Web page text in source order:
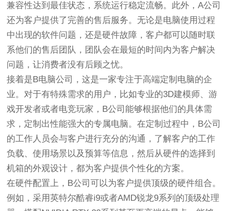
兼容性达到最佳状态，系统运行稳定流畅。此外，A公司
还为客户提供了完善的售后服务。无论是电脑使用过程
中出现的软件问题，还是硬件故障，客户都可以随时联
系他们的售后团队，团队会在最短的时间内为客户解决
问题，让消费者没有后顾之忧。
接着是B电脑公司，这是一家专注于高端定制电脑的企
业。对于有特殊需求的用户，比如专业的3D建模师、游
戏开发者或者电竞玩家，B公司能够根据他们的具体需
求，定制出性能强大的专属电脑。在定制过程中，B公司
的工作人员会与客户进行充分的沟通，了解客户的工作
负载、使用场景以及预算等信息，然后从硬件的选择到
机箱的外观设计，都为客户提供个性化的方案。
在硬件配置上，B公司可以为客户提供顶级的硬件组合。
例如，采用英特尔酷睿i9或者AMD锐龙9系列的顶级处理